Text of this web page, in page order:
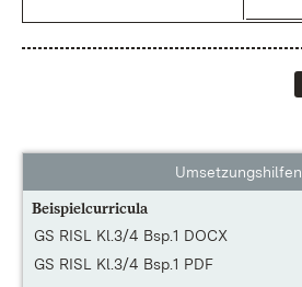
Umsetzungshilfen
Beispielcurricula
GS RISL Kl.3/4 Bsp.1 DOCX
GS RISL Kl.3/4 Bsp.1 PDF